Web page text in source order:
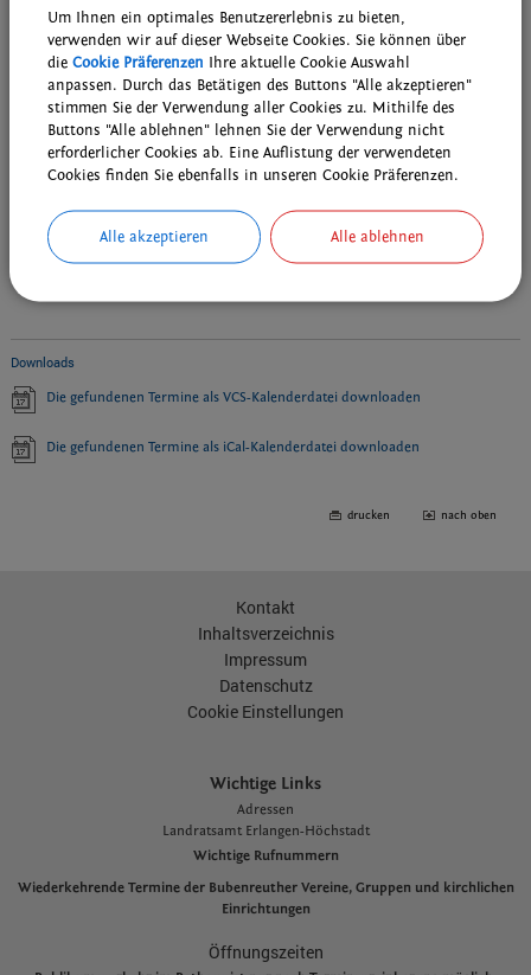
Termin:
19.07.2026 10:30 Uhr
Kategorie:
Kirche
Seuberthwiese
Veranstalter:
Evangelische LukasGemeinde
Weiterführende Links
Wiederkehrende Termine der Bubenreuther Vereine, Gruppen und
Downloads
Die gefundenen Termine als VCS-Kalenderdatei downloaden
Die gefundenen Termine als iCal-Kalenderdatei downloaden
drucken nach oben
Kontakt
Inhaltsverzeichnis
Impressum
Datenschutz
Cookie Einstellungen
Wichtige Links
Adressen
Landratsamt Erlangen-Höchstadt
Wichtige Rufnummern
Wiederkehrende Termine der Bubenreuther Vereine, Gruppen und kirchlichen
Einrichtungen
Öffnungszeiten
Um Ihnen ein optimales Benutzererlebnis zu bieten,
verwenden wir auf dieser Webseite Cookies. Sie können über
die Cookie Präferenzen Ihre aktuelle Cookie Auswahl
anpassen. Durch das Betätigen des Buttons "Alle akzeptieren"
stimmen Sie der Verwendung aller Cookies zu. Mithilfe des
Buttons "Alle ablehnen" lehnen Sie der Verwendung nicht
erforderlicher Cookies ab. Eine Auflistung der verwendeten
Cookies finden Sie ebenfalls in unseren Cookie Präferenzen.
Alle akzeptieren Alle ablehnen